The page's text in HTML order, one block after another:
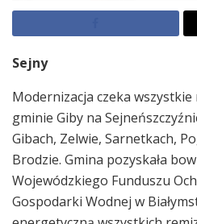
Sejny
Modernizacja czeka
gminie Giby na
Gibach, Zelwie, Sarnetkach,
Brodzie. Gmina pozyskała
Wojewódzkiego Funduszu
Gospodarki Wodnej w